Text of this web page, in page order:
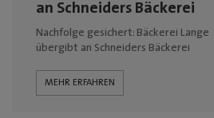
an Schneiders Bäckerei
Nachfolge gesichert: Bäckerei Lange
übergibt an Schneiders Bäckerei
MEHR ERFAHREN